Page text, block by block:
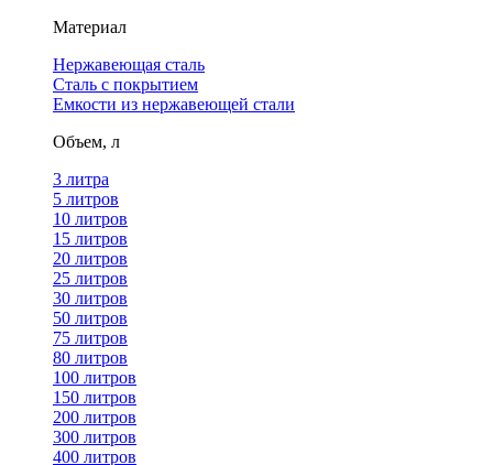
Материал
Нержавеющая сталь
Сталь с покрытием
Емкости из нержавеющей стали
Объем, л
3 литра
5 литров
10 литров
15 литров
20 литров
25 литров
30 литров
50 литров
75 литров
80 литров
100 литров
150 литров
200 литров
300 литров
400 литров